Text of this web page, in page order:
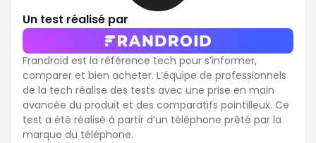
10
Un test réalisé par
Frandroid est la référence tech pour s’informer,
comparer et bien acheter. L’équipe de professionnels
de la tech réalise des tests avec une prise en main
avancée du produit et des comparatifs pointilleux. Ce
test a été réalisé à partir d’un téléphone prêté par la
marque du téléphone.